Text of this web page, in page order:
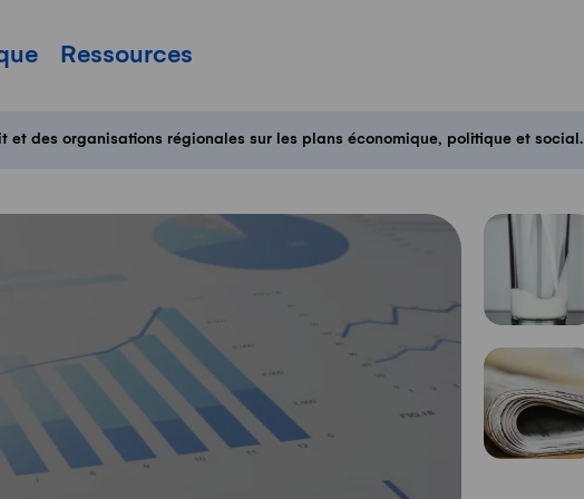
Ressources
et des organisations régionales sur les plans économique, politique et social.